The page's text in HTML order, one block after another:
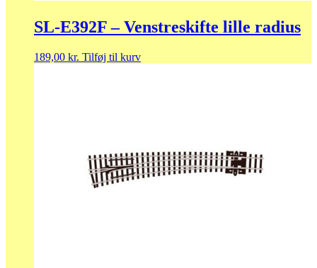
SL-E392F – Venstreskifte lille radius
189,00 kr. Tilføj til kurv